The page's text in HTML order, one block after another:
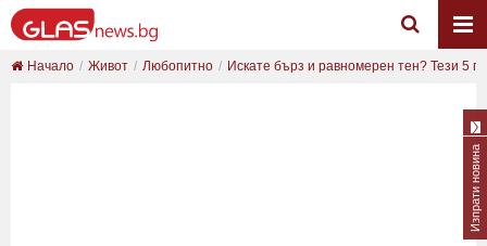
Начало Живот Любопитно Искате бърз и равномерен тен? Тези 5
Изпрати новина